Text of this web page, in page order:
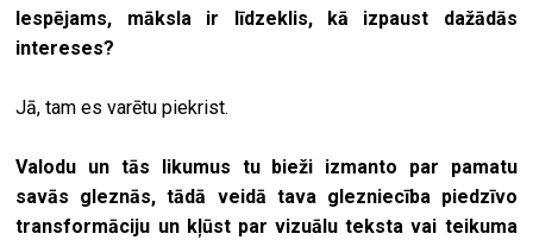
Iespējams, māksla ir līdzeklis, kā izpaust dažādās
intereses?
Jā, tam es varētu piekrist.
Valodu un tās likumus tu bieži izmanto par pamatu
savās gleznās, tādā veidā tava glezniecība piedzīvo
transformāciju un kļūst par vizuālu teksta vai teikuma